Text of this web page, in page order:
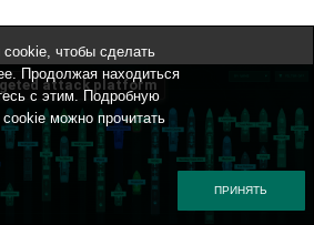
attack platform
чтобы сделать
Продолжая находиться
с этим. Подробную
можно прочитать
ПРИНЯТЬ